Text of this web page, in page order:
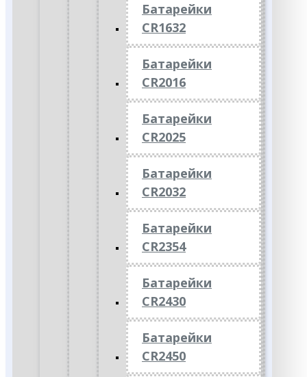
Батарейки
CR1632
Батарейки
CR2016
Батарейки
CR2025
Батарейки
CR2032
Батарейки
CR2354
Батарейки
CR2430
Батарейки
CR2450